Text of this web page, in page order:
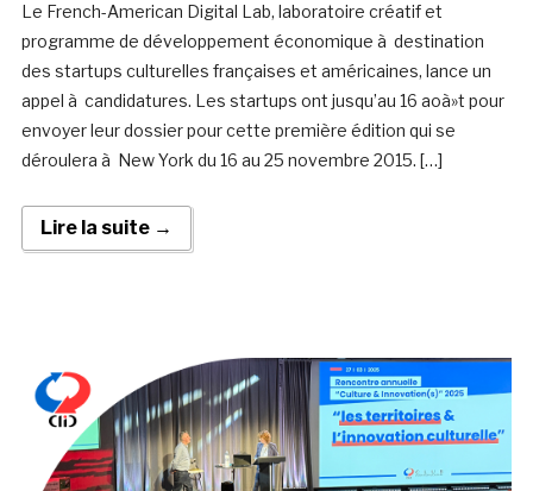
Le French-American Digital Lab, laboratoire créatif et
programme de développement économique à destination
des startups culturelles françaises et américaines, lance un
appel à candidatures. Les startups ont jusqu’au 16 aoà»t pour
envoyer leur dossier pour cette première édition qui se
déroulera à New York du 16 au 25 novembre 2015. […]
Lire la suite →